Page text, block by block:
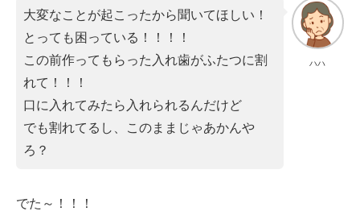
ハハ
大変なことが起こったから聞いてほしい！
とっても困っている！！！！
この前作ってもらった入れ歯がふたつに割
れて！！！
口に入れてみたら入れられるんだけど
でも割れてるし、このままじゃあかんや
ろ？
でた～！！！